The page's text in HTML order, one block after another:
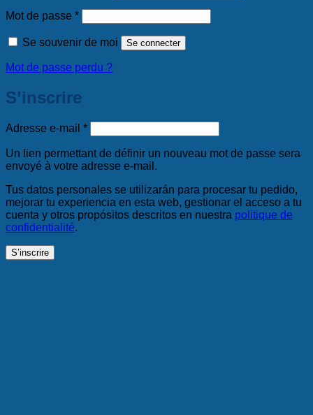
Mot de passe *Obligatoire
Se souvenir de moi Se connecter
Mot de passe perdu ?
S’inscrire
Adresse e-mail *Obligatoire
Un lien permettant de définir un nouveau mot de passe sera
envoyé à votre adresse e-mail.
Tus datos personales se utilizarán para procesar tu pedido,
mejorar tu experiencia en esta web, gestionar el acceso a tu
cuenta y otros propósitos descritos en nuestra politique de
confidentialité.
S’inscrire